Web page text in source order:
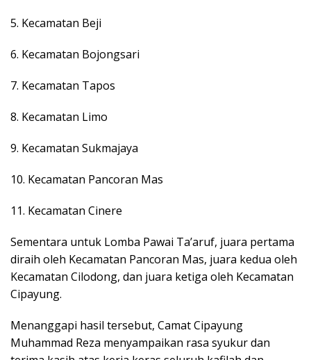
5. Kecamatan Beji
6. Kecamatan Bojongsari
7. Kecamatan Tapos
8. Kecamatan Limo
9. Kecamatan Sukmajaya
10. Kecamatan Pancoran Mas
11. Kecamatan Cinere
Sementara untuk Lomba Pawai Ta’aruf, juara pertama
diraih oleh Kecamatan Pancoran Mas, juara kedua oleh
Kecamatan Cilodong, dan juara ketiga oleh Kecamatan
Cipayung.
Menanggapi hasil tersebut, Camat Cipayung
Muhammad Reza menyampaikan rasa syukur dan